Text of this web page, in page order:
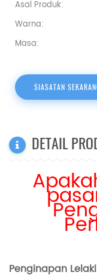
Asal Produk:
Warna:
Masa:
SIASATAN
DETAIL
Penginapan Lelaki